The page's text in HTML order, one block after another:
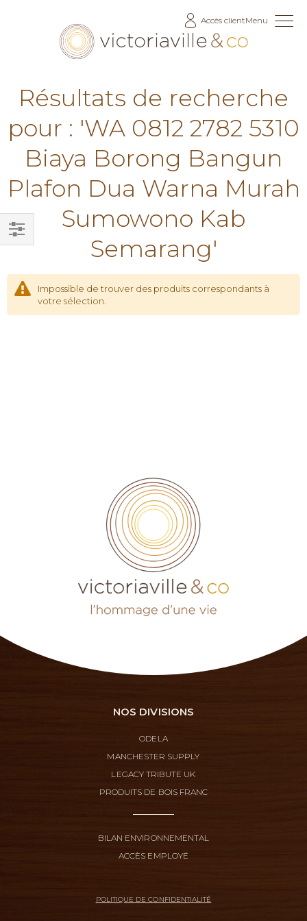
Accès clientMenu
Résultats de recherche
pour : 'WA 0812 2782 5310
Biaya Borong Bangun
Plafon Dua Warna Murah
Sumowono Kab
Semarang'
Impossible de trouver des produits correspondants à
votre sélection.
Filtrer
NOS DIVISIONS
ODELA
MANCHESTER SUPPLY
LEGACY TRIBUTE UK
PRODUITS DE BOIS FRANC
BILAN ENVIRONNEMENTAL
ACCÈS EMPLOYÉ
POLITIQUE DE CONFIDENTIALITÉ